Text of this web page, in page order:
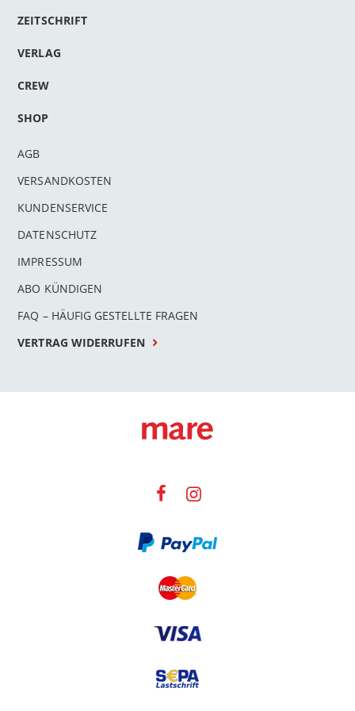
ZEITSCHRIFT
VERLAG
CREW
SHOP
AGB
VERSANDKOSTEN
KUNDENSERVICE
DATENSCHUTZ
IMPRESSUM
ABO KÜNDIGEN
FAQ – HÄUFIG GESTELLTE FRAGEN
VERTRAG WIDERRUFEN